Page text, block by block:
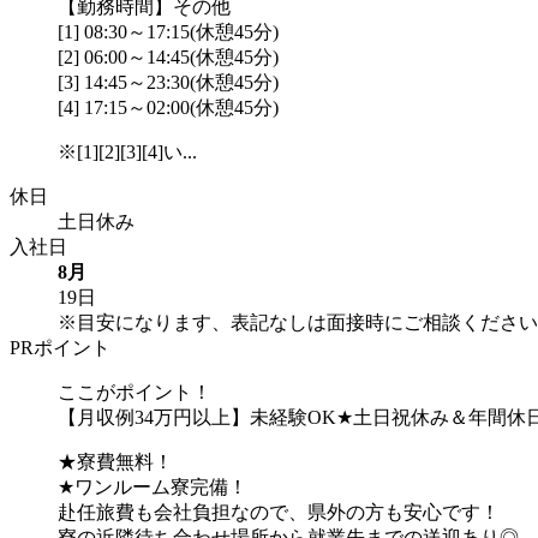
【勤務時間】その他
[1] 08:30～17:15(休憩45分)
[2] 06:00～14:45(休憩45分)
[3] 14:45～23:30(休憩45分)
[4] 17:15～02:00(休憩45分)
※[1][2][3][4]い...
休日
土日休み
入社日
8月
19日
※目安になります、表記なしは面接時にご相談ください
PRポイント
ここがポイント！
【月収例34万円以上】未経験OK★土日祝休み＆年間休
★寮費無料！
★ワンルーム寮完備！
赴任旅費も会社負担なので、県外の方も安心です！